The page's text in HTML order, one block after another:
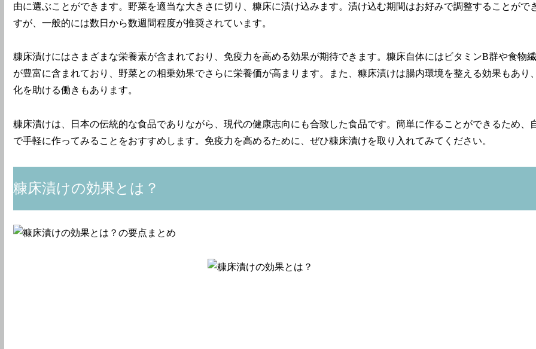
由に選ぶことができます。野菜を適当な大きさに切り、糠床に漬け込みます。漬け込む期間はお好みで調整することがで
すが、一般的には数日から数週間程度が推奨されています。
糠床漬けにはさまざまな栄養素が含まれており、免疫力を高める効果が期待できます。糠床自体にはビタミンB群や食物
が豊富に含まれており、野菜との相乗効果でさらに栄養価が高まります。また、糠床漬けは腸内環境を整える効果もあり
化を助ける働きもあります。
糠床漬けは、日本の伝統的な食品でありながら、現代の健康志向にも合致した食品です。簡単に作ることができるため、
で手軽に作ってみることをおすすめします。免疫力を高めるために、ぜひ糠床漬けを取り入れてみてください。
糠床漬けの効果とは？